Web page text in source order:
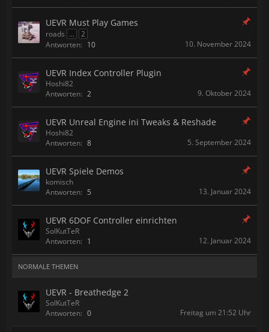
UEVR Must Play Games
roads ...
2
Antworten: 10 10. November 2024
UEVR Index Controller Plugin
Hoshi82
Antworten: 2 9. Oktober 2024
UEVR Unreal Engine ini Tweaks & Reshade
Hoshi82
Antworten: 8 5. September 2024
UEVR Spiele Demos
komisch
Antworten: 5 13. Januar 2024
UEVR 6DOF Controller einrichten
SolKutTeR
Antworten: 1 12. Januar 2024
NORMALE THEMEN
UEVR - Breathedge 2
SolKutTeR
Antworten: 0 Freitag um 21:52 Uhr